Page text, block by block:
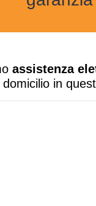
assistenza
domicilio in